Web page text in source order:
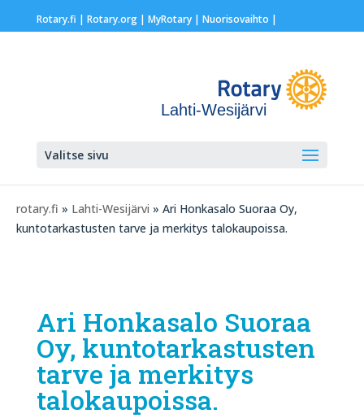
Rotary.fi | Rotary.org| MyRotary | Nuorisovaihto |
Lahti-Wesijärvi
Valitse sivu
rotary.fi » Lahti-Wesijärvi » Ari Honkasalo Suoraa Oy,
kuntotarkastusten tarve ja merkitys talokaupoissa.
Ari Honkasalo Suoraa
Oy, kuntotarkastusten
tarve ja merkitys
talokaupoissa.